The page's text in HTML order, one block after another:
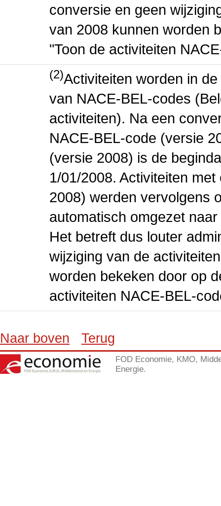
conversie en geen
van 2008 kunnen worden
"Toon de activiteiten
(2)Activiteiten worden in
van NACE-BEL-codes
activiteiten). Na een
NACE-BEL-code (versie
(versie 2008) is de
1/01/2008. Activiteiten
2008) werden vervolgens
automatisch omgezet
Het betreft dus louter
wijziging van de
worden bekeken door op
activiteiten NACE-BEL-
Naar boven Terug
FOD Economie, KMO,
Energie.